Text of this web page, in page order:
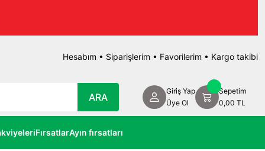
Hesabım • Siparişlerim • Favorilerim • Kargo takibi
ARA
Giriş Yap
Üye Ol
Sepetim
0,00 TL
FırsatlarAyın fırsatları